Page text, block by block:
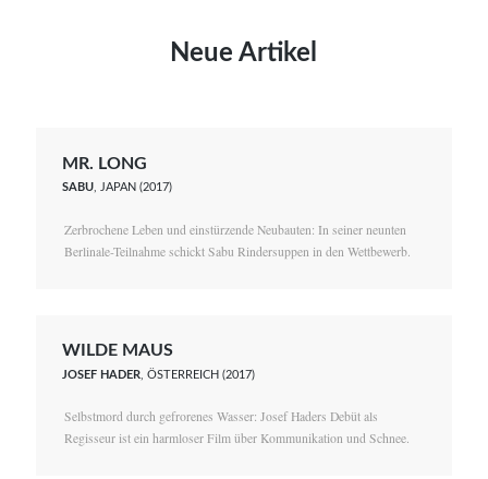
Neue Artikel
MR. LONG
SABU, JAPAN (2017)
Zerbrochene Leben und einstürzende Neubauten: In seiner neunten
Berlinale-Teilnahme schickt Sabu Rindersuppen in den Wettbewerb.
WILDE MAUS
JOSEF HADER , ÖSTERREICH (2017)
Selbstmord durch gefrorenes Wasser: Josef Haders Debüt als
Regisseur ist ein harmloser Film über Kommunikation und Schnee.